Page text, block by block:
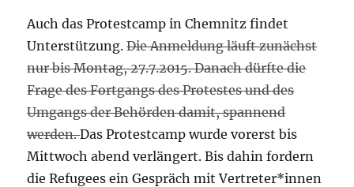
Auch das Protestcamp in Chemnitz findet
Unterstützung.Die Anmeldung läuft zunächst
nur bis Montag, 27.7.2015. Danach dürfte die
Frage des Fortgangs des Protestes und des
Umgangs der Behörden damit, spannend
werden.Das Protestcamp wurde vorerst bis
Mittwoch abend verlängert. Bis dahin fordern
die Refugees ein Gespräch mit Vertreter*innen